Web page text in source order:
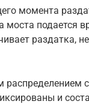
момента
моста подается
распределением
и